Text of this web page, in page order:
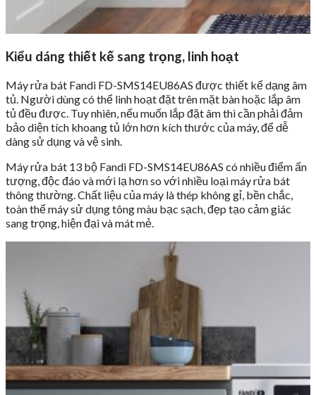
Kiểu dáng thiết kế sang trọng, linh hoạt
Máy rửa bát Fandi FD-SMS14EU86AS được thiết kế dạng âm
tủ. Người dùng có thể linh hoạt đặt trên mặt bàn hoặc lắp âm
tủ đều được. Tuy nhiên, nếu muốn lắp đặt âm thì cần phải đảm
bảo diện tích khoang tủ lớn hơn kích thước của máy, để dễ
dàng sử dụng và vệ sinh.
Máy rửa bát 13 bộ Fandi FD-SMS14EU86AS có nhiều điểm ấn
tượng, độc đáo và mới lạ hơn so với nhiều loại máy rửa bát
thông thường. Chất liệu của máy là thép không gỉ, bền chắc,
toàn thể máy sử dụng tông màu bạc sạch, đẹp tạo cảm giác
sang trọng, hiện đại và mát mẻ.